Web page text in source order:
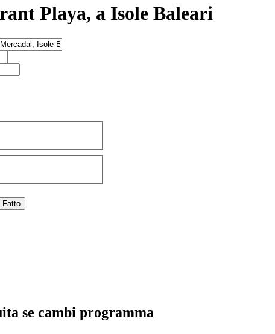
Playa, a Isole Baleari
Fatto
se cambi programma